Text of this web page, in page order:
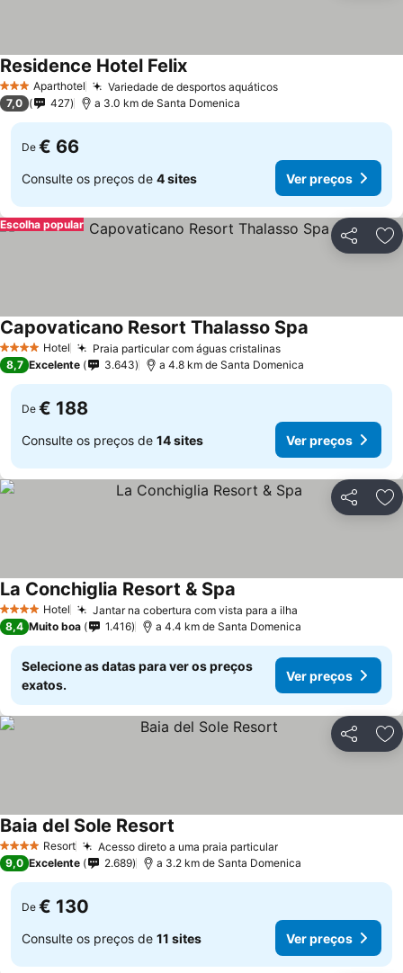
3 EstrelasAparthotel Variedade de desportos aquáticos
Residence Hotel Felix
7,0 427 a 3.0 km de Santa Domenica
De € 66
Consulte os preços de 4 sites Ver preços
Partilhar
Escolha popular
4 EstrelasHotel Praia particular com águas cristalinas
Capovaticano Resort Thalasso Spa
8,7 Excelente 3.643 a 4.8 km de Santa Domenica
De € 188
Consulte os preços de 14 sites Ver preços
Partilhar
4 EstrelasHotel Jantar na cobertura com vista para a ilha
La Conchiglia Resort & Spa
8,4 Muito boa 1.416 a 4.4 km de Santa Domenica
Selecione as datas para ver os preços
exatos.
Ver preços
Partilhar
4 EstrelasResort Acesso direto a uma praia particular
Baia del Sole Resort
9,0 Excelente 2.689 a 3.2 km de Santa Domenica
De € 130
Consulte os preços de 11 sites Ver preços